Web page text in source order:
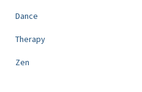
Dance
Therapy
Zen